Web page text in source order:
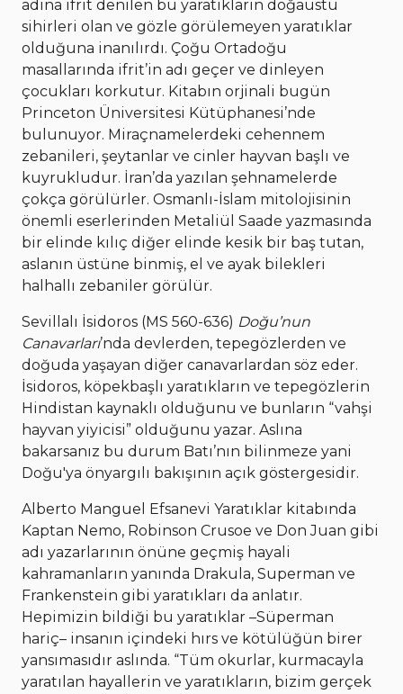
adına ifrit denilen bu yaratıkların doğaüstü
sihirleri olan ve gözle görülemeyen yaratıklar
olduğuna inanılırdı. Çoğu Ortadoğu
masallarında ifrit’in adı geçer ve dinleyen
çocukları korkutur. Kitabın orjinali bugün
Princeton Üniversitesi Kütüphanesi’nde
bulunuyor. Miraçnamelerdeki cehennem
zebanileri, şeytanlar ve cinler hayvan başlı ve
kuyrukludur. İran’da yazılan şehnamelerde
çokça görülürler. Osmanlı-İslam mitolojisinin
önemli eserlerinden Metaliül Saade yazmasında
bir elinde kılıç diğer elinde kesik bir baş tutan,
aslanın üstüne binmiş, el ve ayak bilekleri
halhallı zebaniler görülür.
Sevillalı İsidoros (MS 560-636) Doğu’nun
Canavarları’nda devlerden, tepegözlerden ve
doğuda yaşayan diğer canavarlardan söz eder.
İsidoros, köpekbaşlı yaratıkların ve tepegözlerin
Hindistan kaynaklı olduğunu ve bunların “vahşi
hayvan yiyicisi” olduğunu yazar. Aslına
bakarsanız bu durum Batı’nın bilinmeze yani
Doğu'ya önyargılı bakışının açık göstergesidir.
Alberto Manguel Efsanevi Yaratıklar kitabında
Kaptan Nemo, Robinson Crusoe ve Don Juan gibi
adı yazarlarının önüne geçmiş hayali
kahramanların yanında Drakula, Superman ve
Frankenstein gibi yaratıkları da anlatır.
Hepimizin bildiği bu yaratıklar –Süperman
hariç– insanın içindeki hırs ve kötülüğün birer
yansımasıdır aslında. “Tüm okurlar, kurmacayla
yaratılan hayallerin ve yaratıkların, bizim gerçek